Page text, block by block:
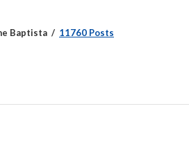
Baptista 11760 Posts